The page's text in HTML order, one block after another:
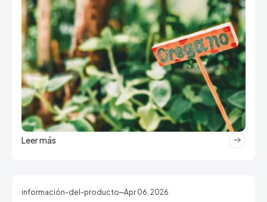
Leer más
información-del-producto Apr 06, 2026